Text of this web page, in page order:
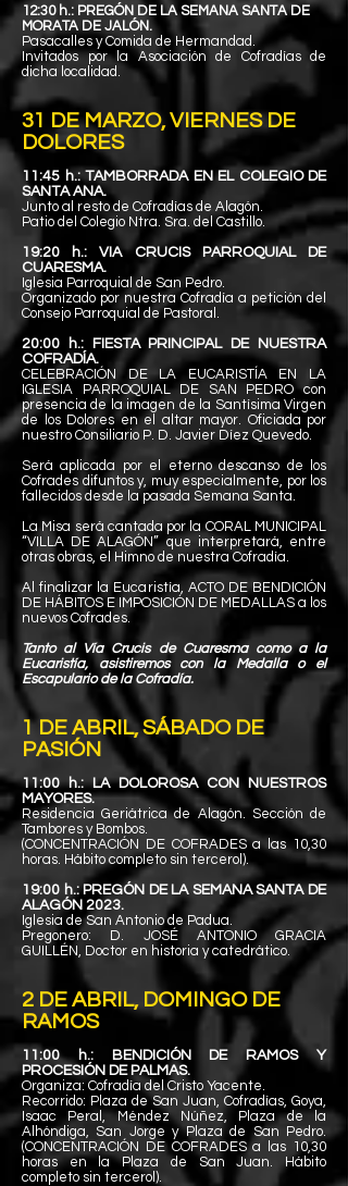
12:30 h.: PREGÓN DE LA SEMANA SANTA DE
MORATA DE JALÓN.
Pasacalles y Comida de Hermandad.
Invitados por la Asociación de Cofradías de
dicha localidad.
31
DE MARZO, VIERNES DE
DOLORES
11:45 h.: TAMBORRADA EN EL COLEGIO DE
SANTA ANA.
Junto al resto de Cofradías de Alagón.
Patio del Colegio Ntra. Sra. del Castillo.
19:20 h.: VIA CRUCIS PARROQUIAL DE
CUARESMA.
Iglesia Parroquial de San Pedro.
Organizado por nuestra Cofradía a petición del
Consejo Parroquial de Pastoral.
20:00 h.: FIESTA PRINCIPAL DE NUESTRA
COFRADÍA.
CELEBRACIÓN DE LA EUCARISTÍA EN LA
IGLESIA PARROQUIAL DE SAN PEDRO con
presencia de la imagen de la Santísima Virgen
de los Dolores en el altar mayor. Oficiada por
nuestro Consiliario P. D. Javier Díez Quevedo.
Será aplicada por el eterno descanso de los
Cofrades difuntos y, muy especialmente, por los
fallecidos desde la pasada Semana Santa.
La Misa será cantada por la CORAL MUNICIPAL
“VILLA DE ALAGÓN” que interpretará, entre
otras obras, el Himno de nuestra Cofradía.
Al finalizar la Eucaristía, ACTO DE BENDICIÓN
DE HÁBITOS E IMPOSICIÓN DE MEDALLAS a los
nuevos Cofrades.
Tanto al Vía Crucis de Cuaresma como a la
Eucaristía, asistiremos con la Medalla o el
Escapulario de la Cofradía.
1 DE ABRIL, SÁBADO DE
PASIÓN
11:00 h.: LA DOLOROSA CON NUESTROS
MAYORES.
Residencia Geriátrica de Alagón. Sección de
Tambores y Bombos.
(CONCENTRACIÓN DE COFRADES a las 10,30
horas. Hábito completo sin tercerol).
19:00 h.: PREGÓN DE LA SEMANA SANTA DE
ALAGÓN 2023.
Iglesia de San Antonio de Padua.
Pregonero: D. JOSÉ ANTONIO GRACIA
GUILLÉN, Doctor en historia y catedrático.
2 DE ABRIL, DOMINGO DE
RAMOS
11:00 h.: BENDICIÓN DE RAMOS Y
PROCESIÓN DE PALMAS.
Organiza: Cofradía del Cristo Yacente.
Recorrido: Plaza de San Juan, Cofradías, Goya,
Isaac
Peral, Méndez Núñez, Plaza de la
Alhóndiga, San Jorge y Plaza de San Pedro.
(CONCENTRACIÓN DE COFRADES a las 10,30
horas en la Plaza de San Juan. Hábito
completo sin tercerol).